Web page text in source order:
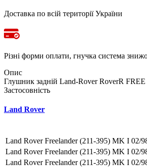
Доставка по всій території України
Різні форми оплати, гнучка система
Опис
Глушник задній Land-Rover RoverR
Застосовність
Land Rover
Land Rover Freelander (211-395) MK I 02/
Land Rover Freelander (211-395) MK I 02/
Land Rover Freelander (211-395) MK I 02/